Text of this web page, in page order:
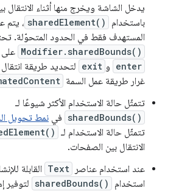
يدخل الشاشة ويخرج منها أثناء الانتقال
باستخدام
sharedElement() ، يتم
المستهدف فقط في الحدود المتحوّلة.
Modifier.sharedBounds() على
enter و exit لتحديد طريقة
غرار طريقة عمل السمة
تتمثّل حالة الاستخدام الأكثر شيوعًا لـ
sharedBounds() في نمط تحويل
تتمثّل حالة الاستخدام لـ
الانتقال بين الصفحات.
عند استخدام عناصر
Text القابلة
استخدام
sharedBounds() لتوفير